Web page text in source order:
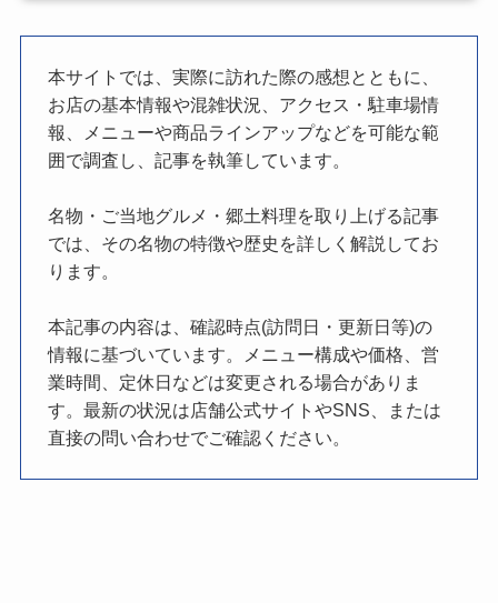
本サイトでは、実際に訪れた際の感想とともに、
お店の基本情報や混雑状況、アクセス・駐車場情
報、メニューや商品ラインアップなどを可能な範
囲で調査し、記事を執筆しています。
名物・ご当地グルメ・郷土料理を取り上げる記事
では、その名物の特徴や歴史を詳しく解説してお
ります。
本記事の内容は、確認時点(訪問日・更新日等)の
情報に基づいています。メニュー構成や価格、営
業時間、定休日などは変更される場合がありま
す。最新の状況は店舗公式サイトやSNS、または
直接の問い合わせでご確認ください。